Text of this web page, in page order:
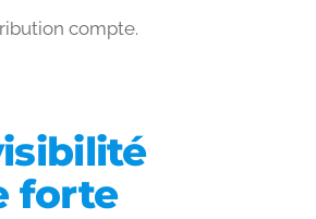
compte.
forte